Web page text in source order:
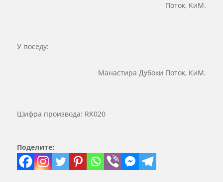
Поток, КиМ.
У поседу:
Манастира Дубоки Поток, КиМ.
Шифра производа: RK020
Поделите: